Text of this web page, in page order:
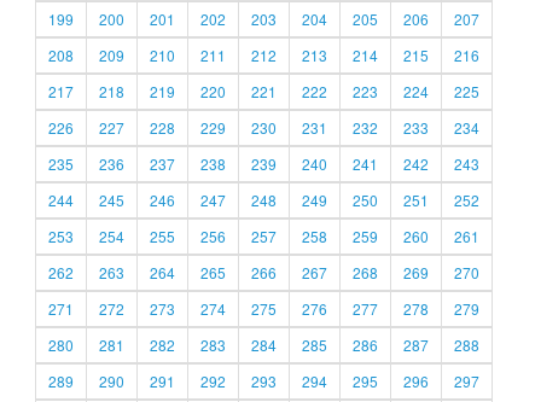
199
200 201 202 203 204 205 206
207
208
209 210 211 212 213 214 215
216
217
218 219 220 221 222 223 224
225
226
227 228 229 230 231 232 233
234
235
236 237 238 239 240 241 242
243
244
245 246 247 248 249 250 251
252
253
254 255 256 257 258 259 260
261
262
263 264 265 266 267 268 269
270
271
272 273 274 275 276 277 278
279
280
281 282 283 284 285 286 287
288
289
290 291 292 293 294 295 296 297